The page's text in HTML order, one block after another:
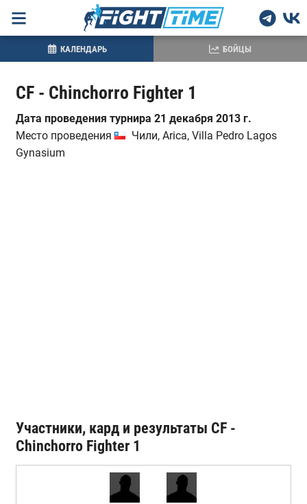
CF - Chinchorro Fighter 1
Дата проведения турнира 21 декабря 2013 г.
Место проведения
Чили, Arica, Villa Pedro Lagos
Gynasium
Участники, кард и результаты CF -
Chinchorro Fighter 1
КАЛЕНДАРЬ БОЙЦЫ